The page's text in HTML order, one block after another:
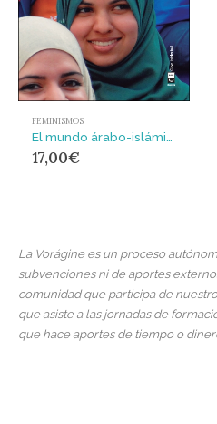
FEMINISMOS
17,00€
La Vorágine es un proceso
subvenciones ni de aportes
comunidad que participa de
que asiste a las jornadas de
que hace aportes de tiempo o